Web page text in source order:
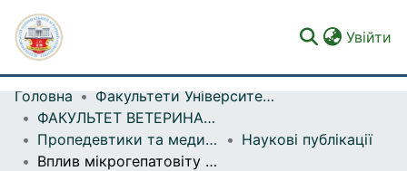
Увійти
Фонди та зібрання
Пошук за критеріями
Головна
Факультети Університету
ФАКУЛЬТЕТ ВЕТЕРИНАРНОЇ МЕДИЦИНИ
Пропедевтики та медицини внутрішніх хвороб тварин і птиці ім. В.І. Левченка
Наукові публікації
Вплив мікрогепатовіту на обмін мікроелементів у телят